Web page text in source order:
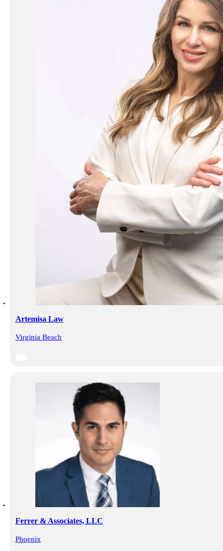
Artemisa Law
Virginia Beach
Ferrer & Associates, LLC
Phoenix